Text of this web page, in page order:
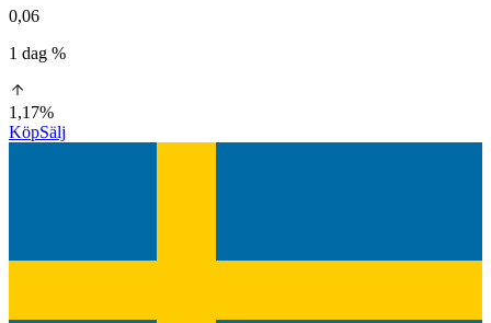
0,06
1 dag %
1,17%
KöpSälj